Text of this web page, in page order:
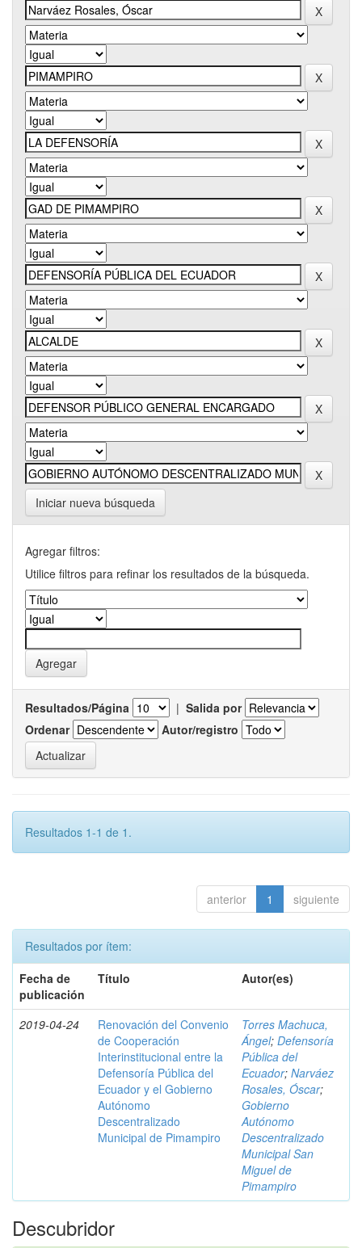
Iniciar nueva búsqueda
Agregar filtros:
Utilice filtros para refinar los resultados de la búsqueda.
Resultados/Página | Salida por
Ordenar
Autor/registro
Resultados 1-1 de 1.
anterior 1 siguiente
Resultados por ítem:
Fecha de
publicación
Título Autor(es)
2019-04-24
Renovación del Convenio
de Cooperación
Interinstitucional entre la
Defensoría Pública del
Ecuador y el Gobierno
Autónomo
Descentralizado
Municipal de Pimampiro
Torres Machuca,
Ángel; Defensoría
Pública del
Ecuador; Narváez
Rosales, Óscar;
Gobierno
Autónomo
Descentralizado
Municipal San
Miguel de
Pimampiro
Descubridor